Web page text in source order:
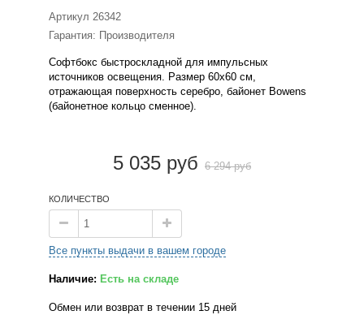
Артикул 26342
Гарантия: Производителя
Софтбокс быстроскладной для импульсных
источников освещения. Размер 60х60 см,
отражающая поверхность серебро, байонет Bowens
(байонетное кольцо сменное).
5 035 руб 6 294 руб
КОЛИЧЕСТВО
Все пункты выдачи в вашем городе
Наличие: Есть на складе
Обмен или возврат в течении 15 дней